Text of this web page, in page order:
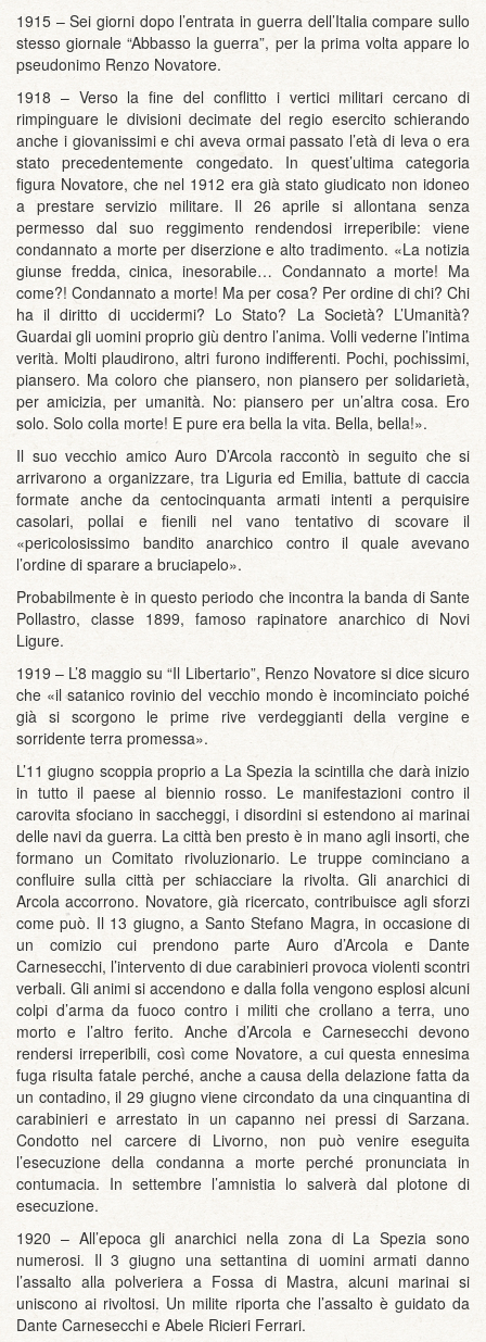
1915 – Sei giorni dopo l’entrata in guerra dell’Italia compare sullo
stesso giornale “Abbasso la guerra”, per la prima volta appare lo
pseudonimo Renzo Novatore.
1918 – Verso la fine del conflitto i vertici militari cercano di
rimpinguare le divisioni decimate del regio esercito schierando
anche i giovanissimi e chi aveva ormai passato l’età di leva o era
stato precedentemente congedato. In quest’ultima categoria
figura Novatore, che nel 1912 era già stato giudicato non idoneo
a prestare servizio militare. Il 26 aprile si allontana senza
permesso dal suo reggimento rendendosi irreperibile: viene
condannato a morte per diserzione e alto tradimento. «La notizia
giunse fredda, cinica, inesorabile… Condannato a morte! Ma
come?! Condannato a morte! Ma per cosa? Per ordine di chi? Chi
ha il diritto di uccidermi? Lo Stato? La Società? L’Umanità?
Guardai gli uomini proprio giù dentro l’anima. Volli vederne l’intima
verità. Molti plaudirono, altri furono indifferenti. Pochi, pochissimi,
piansero. Ma coloro che piansero, non piansero per solidarietà,
per amicizia, per umanità. No: piansero per un’altra cosa. Ero
solo. Solo colla morte! E pure era bella la vita. Bella, bella!».
Il suo vecchio amico Auro D’Arcola raccontò in seguito che si
arrivarono a organizzare, tra Liguria ed Emilia, battute di caccia
formate anche da centocinquanta armati intenti a perquisire
casolari, pollai e fienili nel vano tentativo di scovare il
«pericolosissimo bandito anarchico contro il quale avevano
l’ordine di sparare a bruciapelo».
Probabilmente è in questo periodo che incontra la banda di Sante
Pollastro, classe 1899, famoso rapinatore anarchico di Novi
Ligure.
1919 – L’8 maggio su “Il Libertario”, Renzo Novatore si dice sicuro
che «il satanico rovinio del vecchio mondo è incominciato poiché
già si scorgono le prime rive verdeggianti della vergine e
sorridente terra promessa».
L’11 giugno scoppia proprio a La Spezia la scintilla che darà inizio
in tutto il paese al biennio rosso. Le manifestazioni contro il
carovita sfociano in saccheggi, i disordini si estendono ai marinai
delle navi da guerra. La città ben presto è in mano agli insorti, che
formano un Comitato rivoluzionario. Le truppe cominciano a
confluire sulla città per schiacciare la rivolta. Gli anarchici di
Arcola accorrono. Novatore, già ricercato, contribuisce agli sforzi
come può. Il 13 giugno, a Santo Stefano Magra, in occasione di
un comizio cui prendono parte Auro d’Arcola e Dante
Carnesecchi, l’intervento di due carabinieri provoca violenti scontri
verbali. Gli animi si accendono e dalla folla vengono esplosi alcuni
colpi d’arma da fuoco contro i militi che crollano a terra, uno
morto e l’altro ferito. Anche d’Arcola e Carnesecchi devono
rendersi irreperibili, così come Novatore, a cui questa ennesima
fuga risulta fatale perché, anche a causa della delazione fatta da
un contadino, il 29 giugno viene circondato da una cinquantina di
carabinieri e arrestato in un capanno nei pressi di Sarzana.
Condotto nel carcere di Livorno, non può venire eseguita
l’esecuzione della condanna a morte perché pronunciata in
contumacia. In settembre l’amnistia lo salverà dal plotone di
esecuzione.
1920 – All’epoca gli anarchici nella zona di La Spezia sono
numerosi. Il 3 giugno una settantina di uomini armati danno
l’assalto alla polveriera a Fossa di Mastra, alcuni marinai si
uniscono ai rivoltosi. Un milite riporta che l’assalto è guidato da
Dante Carnesecchi e Abele Ricieri Ferrari.